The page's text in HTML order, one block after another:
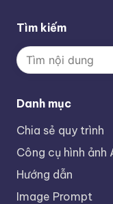
Tìm kiếm
Danh mục
Chia sẻ quy trình
Công cụ hình ảnh
Hướng dẫn
Image Prompt